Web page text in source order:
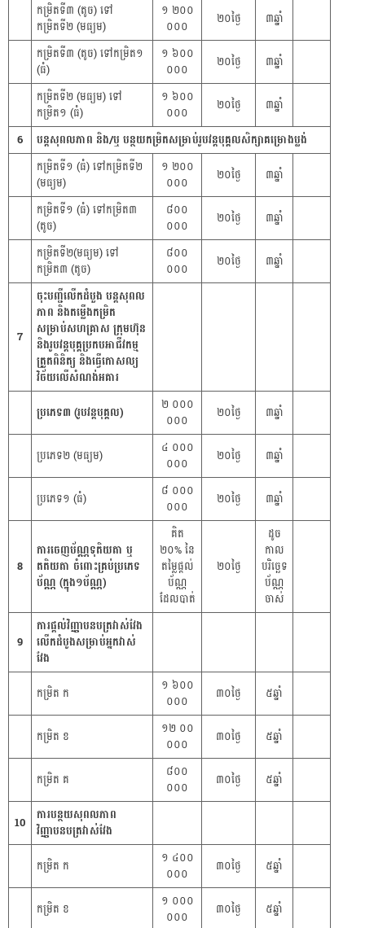
កម្រិតទី៣ (តូច) ទៅ
កម្រិតទី២ (មធ្យម)
១ ២០០
០០០
២០ថ្ងៃ
៣ឆ្នាំ
កម្រិតទី៣ (តូច) ទៅកម្រិត១
(ធំ)
១ ៦០០
០០០
២០ថ្ងៃ
៣ឆ្នាំ
កម្រិតទី២ (មធ្យម) ទៅ
កម្រិត១ (ធំ)
១ ៦០០
០០០
២០ថ្ងៃ
៣ឆ្នាំ
6
បន្តសុពលភាព និង/ឬ បន្ថយកម្រិតសម្រាប់រូបវន្តបុគ្គលសិក្សាគម្រោងប្លង់
កម្រិតទី១ (ធំ) ទៅកម្រិតទី២
(មធ្យម)
១ ២០០
០០០
២០ថ្ងៃ
៣ឆ្នាំ
កម្រិតទី១ (ធំ) ទៅកម្រិត៣
(តូច)
៨០០
០០០
២០ថ្ងៃ
៣ឆ្នាំ
កម្រិតទី២(មធ្យម) ទៅ
កម្រិត៣ (តូច)
៨០០
០០០
២០ថ្ងៃ ៣ឆ្នាំ
7
ចុះបញ្ជីលើកដំបួង បន្តសុពល
ភាព និងតម្លើងកម្រិត
សម្រាប់សហគ្រាស ក្រុមហ៊ុន
និងរូបវន្តបុគ្គប្រកបអាជីវកម្ម
ត្រួតពិនិត្យ និងធ្វើកោសល្យ
វិច័យលើសំណង់អគារ
ប្រភេទ៣ (រូបវន្តបុគ្គល)
២ ០០០
០០០
២០ថ្ងៃ ៣ឆ្នាំ
ប្រភេទ២ (មធ្យម)
៤ ០០០
០០០
២០ថ្ងៃ ៣ឆ្នាំ
ប្រភេទ១ (ធំ)
៨ ០០០
០០០
២០ថ្ងៃ ៣ឆ្នាំ
8
ការចេញប័ណ្ណទុតិយតា ឬ
តតិយតា ចំពោះគ្រប់ប្រភេទ
ប័ណ្ណ (ក្នុង១ប័ណ្ណ)
គិត
២០% នៃ
តម្លៃផ្តល់
ប័ណ្ណ
ដែលបាត់
២០ថ្ងៃ
ដូច
កាល
បរិច្ឆេទ
ប័ណ្ណ
ចាស់
9
ការផ្តល់វិញ្ញាបនបត្រវាស់វែង
លើកដំបូងសម្រាប់អ្នកវាស់
វែង
កម្រិត ក
១ ៦០០
០០០
៣០ថ្ងៃ ៥ឆ្នាំ
កម្រិត ខ
១២ ០០
០០០
៣០ថ្ងៃ ៥ឆ្នាំ
កម្រិត គ
៨០០
០០០
៣០ថ្ងៃ ៥ឆ្នាំ
10 ការបន្ថយសុពលភាព
វិញ្ញាបនបត្រវាស់វែង
កម្រិត ក
១ ៤០០
០០០
៣០ថ្ងៃ ៥ឆ្នាំ
កម្រិត ខ
១ ០០០
០០០
៣០ថ្ងៃ ៥ឆ្នាំ